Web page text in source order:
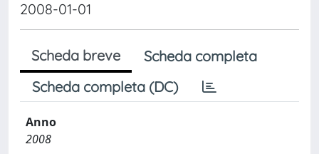
2008-01-01
Scheda breve
Scheda completa
Scheda completa (DC)
Anno
2008